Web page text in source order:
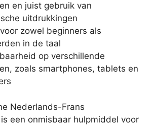
en juist gebruik van
uitdrukkingen
zowel beginners als
in de taal
op verschillende
zoals smartphones, tablets en
Nederlands-Frans
een onmisbaar hulpmiddel voor